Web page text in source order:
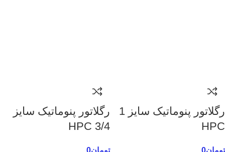
رگلاتور پنوماتیک سایز 1
HPC
تومان0
رگلاتور پنوماتیک سایز
3/4 HPC
تومان0